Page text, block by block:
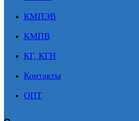
КМПЭВ
КМПВ
КГ, КГН
Контакты
ОПТ